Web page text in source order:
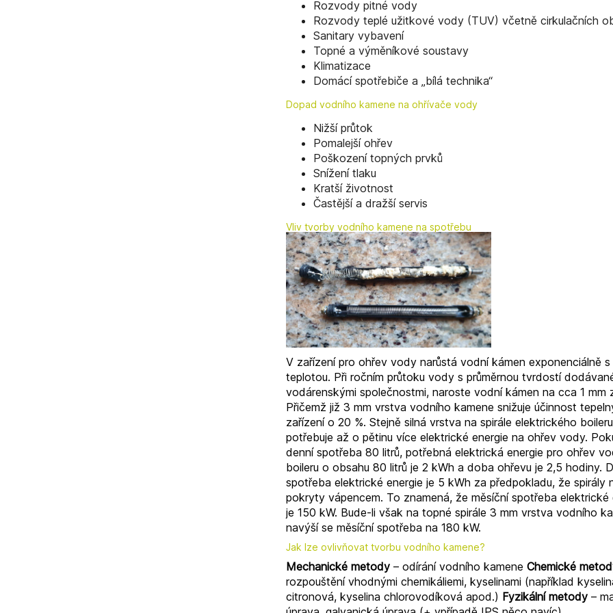
Rozvody pitné vody
Rozvody teplé užitkové vody (TUV) včetně cirkulačních
Sanitary vybavení
Topné a výměníkové soustavy
Klimatizace
Domácí spotřebiče a „bílá technika“
Dopad vodního kamene na ohřívače vody
Nižší průtok
Pomalejší ohřev
Poškození topných prvků
Snížení tlaku
Kratší životnost
Častější a dražší servis
Vliv tvorby vodního kamene na spotřebu
V zařízení pro ohřev vody narůstá vodní kámen exponenciálně
teplotou. Při ročním průtoku vody s průměrnou tvrdostí
vodárenskými společnostmi, naroste vodní kámen na cca 1 mm
Přičemž již 3 mm vrstva vodního kamene snižuje účinnost
zařízení o 20 %. Stejně silná vrstva na spirále elektrického boileru
potřebuje až o pětinu více elektrické energie na ohřev vody.
denní spotřeba 80 litrů, potřebná elektrická energie pro ohřev
boileru o obsahu 80 litrů je 2 kWh a doba ohřevu je 2,5 hodiny.
spotřeba elektrické energie je 5 kWh za předpokladu, že spirály
pokryty vápencem. To znamená, že měsíční spotřeba elektrické
je 150 kW. Bude-li však na topné spirále 3 mm vrstva vodního
navýší se měsíční spotřeba na 180 kW.
Jak lze ovlivňovat tvorbu vodního kamene?
Mechanické metody – odírání vodního kamene Chemické
rozpouštění vhodnými chemikáliemi, kyselinami (například
citronová, kyselina chlorovodíková apod.) Fyzikální metody –